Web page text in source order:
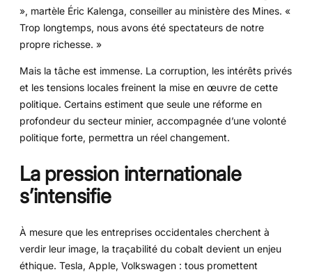
», martèle Éric Kalenga, conseiller au ministère des Mines. «
Trop longtemps, nous avons été spectateurs de notre
propre richesse. »
Mais la tâche est immense. La corruption, les intérêts privés
et les tensions locales freinent la mise en œuvre de cette
politique. Certains estiment que seule une réforme en
profondeur du secteur minier, accompagnée d’une volonté
politique forte, permettra un réel changement.
La pression internationale
s’intensifie
À mesure que les entreprises occidentales cherchent à
verdir leur image, la traçabilité du cobalt devient un enjeu
éthique. Tesla, Apple, Volkswagen : tous promettent